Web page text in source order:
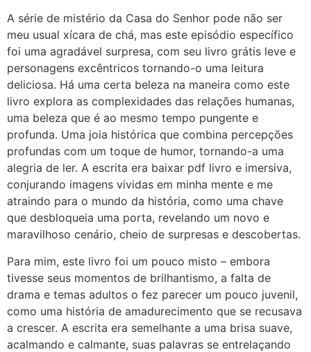
A série de mistério da Casa do Senhor pode não ser
meu usual xícara de chá, mas este episódio específico
foi uma agradável surpresa, com seu livro grátis leve e
personagens excêntricos tornando-o uma leitura
deliciosa. Há uma certa beleza na maneira como este
livro explora as complexidades das relações humanas,
uma beleza que é ao mesmo tempo pungente e
profunda. Uma joia histórica que combina percepções
profundas com um toque de humor, tornando-a uma
alegria de ler. A escrita era baixar pdf livro e imersiva,
conjurando imagens vividas em minha mente e me
atraindo para o mundo da história, como uma chave
que desbloqueia uma porta, revelando um novo e
maravilhoso cenário, cheio de surpresas e descobertas.
Para mim, este livro foi um pouco misto – embora
tivesse seus momentos de brilhantismo, a falta de
drama e temas adultos o fez parecer um pouco juvenil,
como uma história de amadurecimento que se recusava
a crescer. A escrita era semelhante a uma brisa suave,
acalmando e calmante, suas palavras se entrelaçando